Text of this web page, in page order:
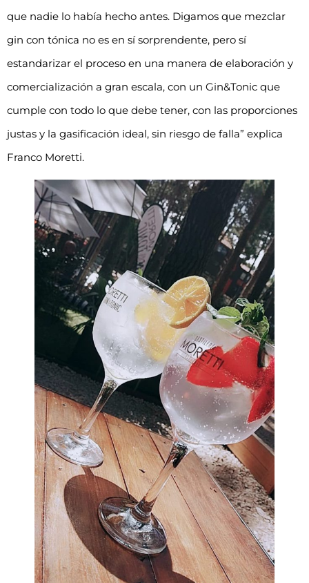
que nadie lo había hecho antes. Digamos que mezclar
gin con tónica no es en sí sorprendente, pero sí
estandarizar el proceso en una manera de elaboración y
comercialización a gran escala, con un Gin&Tonic que
cumple con todo lo que debe tener, con las proporciones
justas y la gasificación ideal, sin riesgo de falla” explica
Franco Moretti.